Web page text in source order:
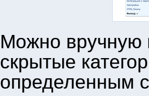
Можно вручную
скрытые
определенным